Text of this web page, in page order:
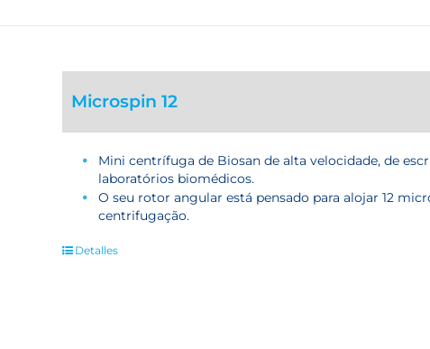
Microspin 12
Mini centrífuga de Biosan de alta velocidade, de
laboratórios biomédicos.
O seu rotor angular está pensado para alojar 12
centrifugação.
Detalles